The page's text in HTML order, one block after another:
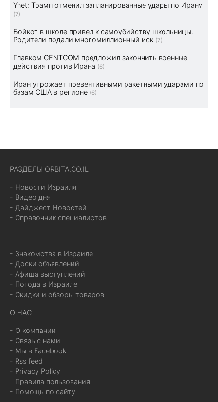
Ynet: Трамп отменил запланированные удары по Ирану
(7)
Бойкот в школе привел к самоубийству школьницы.
Родители подали многомиллионный иск (7)
Главком CENTCOM предложил закончить военные
действия против Ирана (6)
Иран угрожает превентивными ракетными ударами по
базам США в регионе (6)
РАЗДЕЛЫ ORBITA.CO.IL
- Новости Израиля
- Видео дня
- Дайджест Новостей
- Справочник специалистов
- Знакомства в Израиле
- Доски объявлений
- Афиша выступлений
- Погода в Израиле
- Скидки и обзоры товаров
О НАС
- О компании
- Связь с нами
- Мы в Facebook
- Rss feed
- Privacy Policy
- Правила пользования
- Помощь по сайту